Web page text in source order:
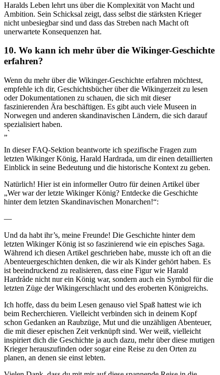
Haralds Leben‌ lehrt uns über die Komplexität von Macht und
⁤Ambition. Sein Schicksal zeigt, dass selbst die stärksten Krieger
nicht unbesiegbar sind und dass das Streben nach Macht oft
unerwartete Konsequenzen hat.
10. Wo kann ich ‍mehr über die Wikinger-Geschichte
erfahren?
Wenn du mehr über die Wikinger-Geschichte erfahren möchtest,
empfehle ich dir, Geschichtsbücher über die‍ Wikingerzeit zu lesen
oder Dokumentationen zu schauen,⁢ die sich mit dieser
faszinierenden Ära beschäftigen. Es gibt auch viele Museen in
Norwegen und anderen skandinavischen Ländern, die sich darauf
spezialisiert haben.
„`
In⁣ dieser FAQ-Sektion beantworte ich spezifische Fragen zum
letzten Wikinger König, Harald⁤ Hardrada, um dir einen detaillierten
Einblick in seine Bedeutung und die historische Kontext zu geben. ‌
Natürlich! Hier ist ein informeller Outro für deinen Artikel über
„Wer war der letzte Wikinger König? Entdecke die Geschichte
hinter dem letzten Skandinavischen Monarchen!“:
—
Und da habt ihr’s, meine Freunde! Die Geschichte hinter dem
letzten Wikinger König ist so faszinierend wie ein episches Saga.
Während ich diesen Artikel geschrieben habe, musste ich oft an die
‌Abenteuergeschichten denken, die⁤ wir als Kinder ​gehört haben. Es
ist beeindruckend zu realisieren, dass eine Figur wie ⁣Harald
Hardråde nicht nur ein König war, sondern auch ein Symbol für die
letzten Züge der Wikingerschlacht und des ‌eroberten Königreichs.
Ich hoffe, dass du beim Lesen genauso⁣ viel Spaß ‌hattest wie ich
beim Recherchieren. Vielleicht verbinden sich in deinem Kopf
⁤schon Gedanken an Raubzüge, Mut und die‌ unzähligen Abenteuer,
die mit dieser epischen Zeit verknüpft ​sind. ‍Wer weiß, vielleicht
inspiriert dich die Geschichte ja auch dazu, mehr über diese ‍mutigen
Krieger herauszufinden oder sogar eine Reise zu den Orten zu
planen, an denen sie einst lebten.